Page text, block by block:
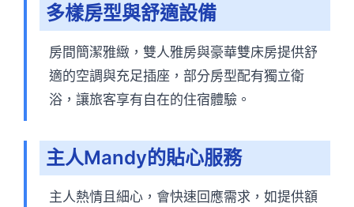
多樣房型與舒適設備
房間簡潔雅緻，雙人雅房與豪華雙床房提供舒
適的空調與充足插座，部分房型配有獨立衛
浴，讓旅客享有自在的住宿體驗。
主人Mandy的貼心服務
主人熱情且細心，會快速回應需求，如提供額